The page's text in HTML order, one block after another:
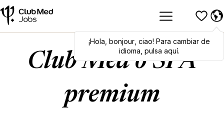
Hola,bonjour,ciao! To switch
languages, click here!
¡Hola bonjour, ciao! Para cambiar de
idioma, pulsa aquí.
Club Med o SPA
premium